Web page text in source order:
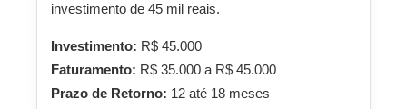
investimento de 45 mil reais.
Investimento: R$ 45.000
Faturamento: R$ 35.000 a R$ 45.000
Prazo de Retorno: 12 até 18 meses